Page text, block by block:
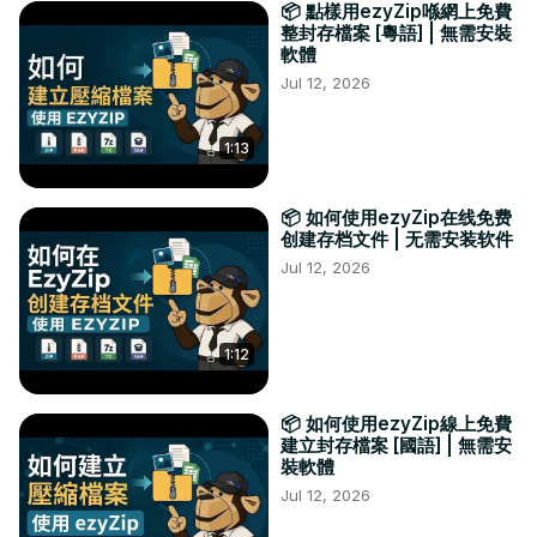
1:13
📦 點樣用ezyZip喺網上免費
整封存檔案 [粵語] | 無需安裝
軟體
Jul 12, 2026
1:12
📦 如何使用ezyZip在线免费
创建存档文件 | 无需安装软件
Jul 12, 2026
📦 如何使用ezyZip線上免費
建立封存檔案 [國語] | 無需安
裝軟體
Jul 12, 2026